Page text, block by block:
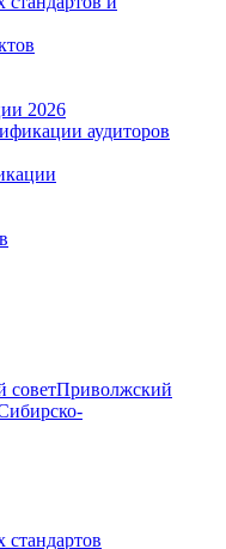
2026
аудиторов
советПриволжский